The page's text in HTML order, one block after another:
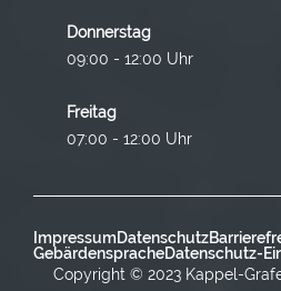
Donnerstag
09:00 - 12:00 Uhr
Freitag
07:00 -
ImpressumDatenschutz
GebärdenspracheDatenschutz-
Copyright © 2023 Kappel-